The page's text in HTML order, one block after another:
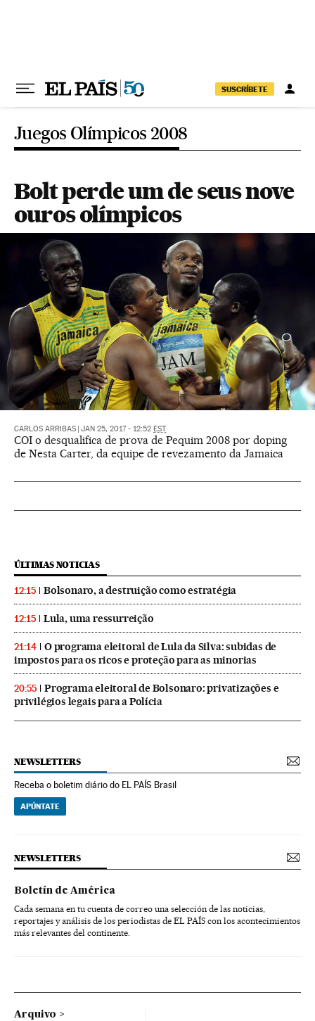
SUSCRÍBETE
Juegos Olímpicos 2008
Bolt perde um de seus nove
ouros olímpicos
CARLOS ARRIBAS JAN 25, 2017 - 12:52 EST
COI o desqualifica de prova de Pequim 2008 por doping
de Nesta Carter, da equipe de revezamento da Jamaica
ÚLTIMAS NOTICIAS
12:15 Bolsonaro, a destruição como estratégia
12:15 Lula, uma ressurreição
21:14
O programa eleitoral de Lula da Silva: subidas de
impostos para os ricos e proteção para as minorias
20:55
Programa eleitoral de Bolsonaro: privatizações e
privilégios legais para a Polícia
NEWSLETTERS
Receba o boletim diário do EL PAÍS Brasil
APÚNTATE
NEWSLETTERS
Boletín de América
Cada semana en tu cuenta de correo una selección de las noticias,
reportajes y análisis de los periodistas de EL PAÍS con los acontecimientos
más relevantes del continente.
Arquivo